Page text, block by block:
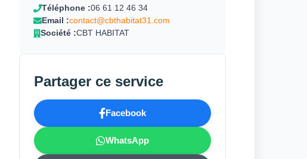
Téléphone :06 61 12 46 34
Email :contact@cbthabitat31.com
Société :CBT HABITAT
Partager ce service
Facebook
WhatsApp